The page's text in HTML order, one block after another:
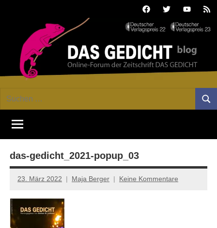
FacebookTwitterYoutube
GEDICHT
blog
Forum
von
DAS
Lyrik,
Essay
Kritik
Suchen
das-gedicht_2021-popup_03
23. März 2022 Maja Berger Keine Kommentare